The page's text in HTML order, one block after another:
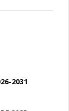
2031